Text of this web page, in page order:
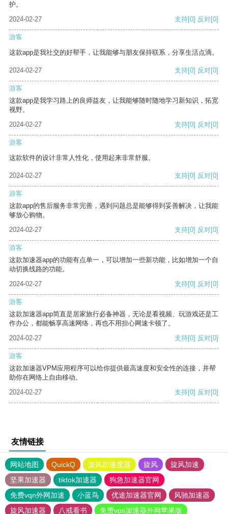
护。
2024-02-27
支持[0] 反对[0]
游客
这款app是我社交的好帮手，让我能够与朋友保持联系，分享生活点滴。
2024-02-27 支持[0] 反对[0]
游客
这款app是我学习路上的良师益友，让我能够随时随地学习新知识，拓宽
视野。
2024-02-27
支持[0] 反对[0]
游客
这款软件的设计非常人性化，使用起来非常舒服。
2024-02-27 支持[0] 反对[0]
游客
这款app的售后服务非常完善，遇到问题总是能够得到妥善解决，让我能
够放心购物。
2024-02-27
支持[0] 反对[0]
游客
这款加速器app的功能有点单一，可以增加一些新功能，比如增加一个自
动切换线路的功能。
2024-02-27
支持[0] 反对[0]
游客
这款加速器app简直是居家旅行必备神器，无论是看视频、玩游戏还是工
作办公，都能畅享高速网络，再也不用担心网速卡顿了。
2024-02-27
支持[0] 反对[0]
游客
这款加速器VPM应用程序可以给你提供最高速度和安全性的连接，并帮
助你在网络上自由移动。
2024-02-27
支持[0] 反对[0]
友情链接
网站地图 QuickQ 旋风加速度器 旋风
旋风加速
坚果加速器
tiktok加速器
狗急加速器官网
免费vqn外网加速
小蓝鸟 优途加速器官网
风驰加速器
旋风加速器
八戒看书 免费vps加速器外网苹果版